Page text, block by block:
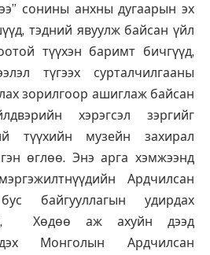
сонины анхны дугаарын эх
тэдний явуулж байсан үйл
түүхэн баримт бичгүүд,
түгээх сурталчилгааны
зорилгоор ашиглаж байсан
хэрэгсэл зэргийг
түүхийн музейн захирал
өглөө. Энэ арга хэмжээнд
Ардчилсан
байгууллагын удирдах
Хөдөө аж ахуйн дээд
Монголын Ардчилсан